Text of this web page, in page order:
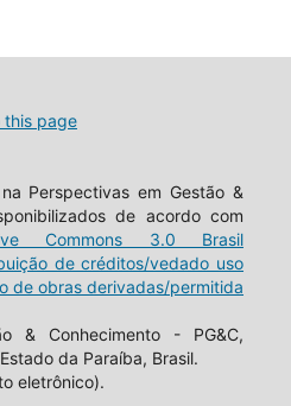
Perspectivas em Gestão &
de acordo com
Commons 3.0 Brasil
de créditos/vedado uso
de obras derivadas/permitida
& Conhecimento - PG&C,
da Paraíba, Brasil.
eletrônico).